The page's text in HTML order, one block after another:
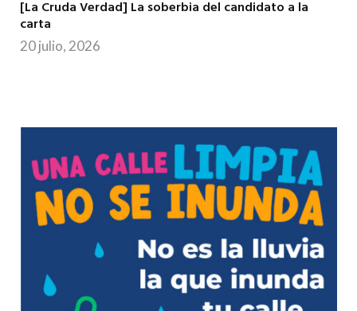
[La Cruda Verdad] La soberbia del candidato a la
carta
20 julio, 2026